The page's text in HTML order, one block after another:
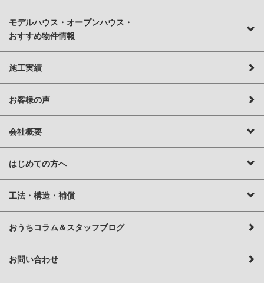
モデルハウス・オープンハウス・
おすすめ物件情報
施工実績
お客様の声
会社概要
はじめての方へ
工法・構造・補償
おうちコラム＆スタッフブログ
お問い合わせ